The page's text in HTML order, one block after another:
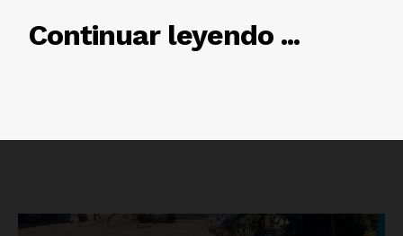
Continuar leyendo ...
RELACIONADO